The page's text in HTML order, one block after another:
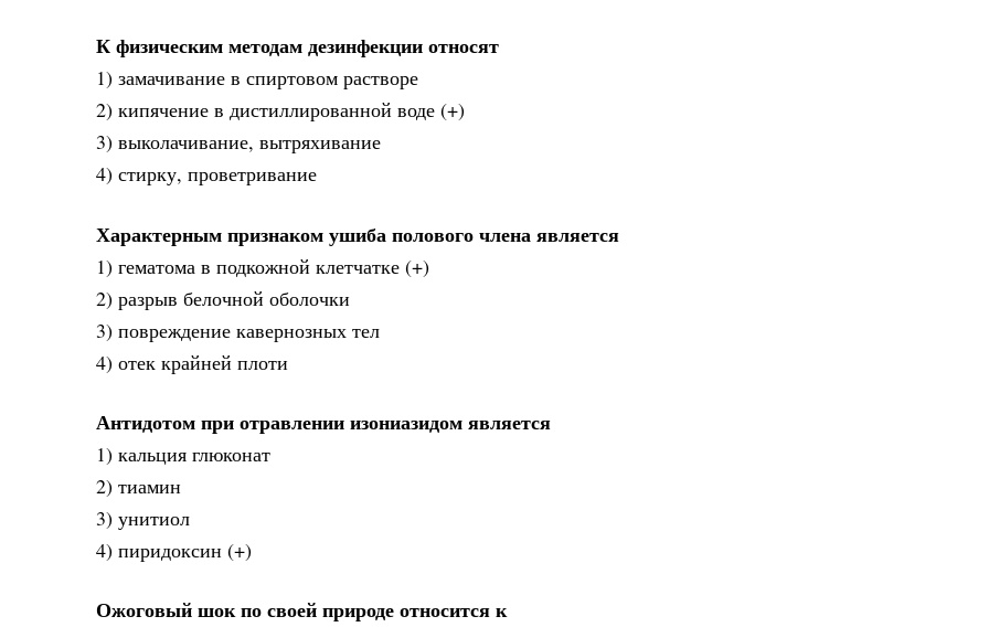
К физическим методам дезинфекции относят
1) замачивание в спиртовом растворе
2) кипячение в дистиллированной воде (+)
3) выколачивание, вытряхивание
4) стирку, проветривание
Характерным признаком ушиба полового члена является
1) гематома в подкожной клетчатке (+)
2) разрыв белочной оболочки
3) повреждение кавернозных тел
4) отек крайней плоти
Антидотом при отравлении изониазидом является
1) кальция глюконат
2) тиамин
3) унитиол
4) пиридоксин (+)
Ожоговый шок по своей природе относится к